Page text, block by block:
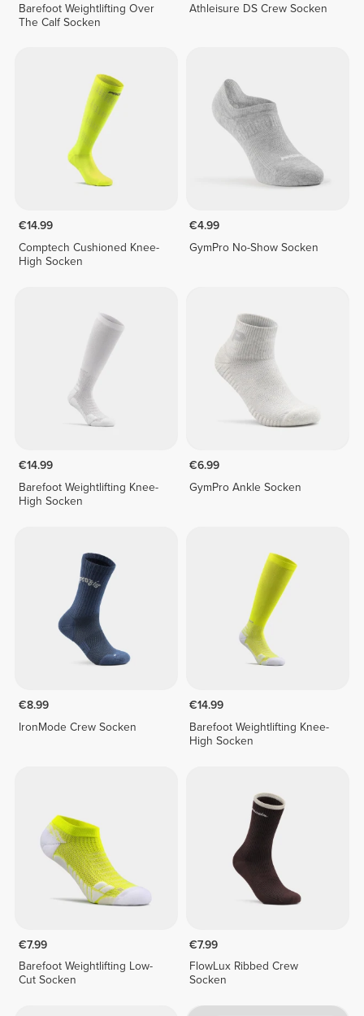
Barefoot Weightlifting Over
The Calf Socken
Athleisure DS Crew Socken
€14.99
Comptech Cushioned Knee-
High Socken
€4.99
GymPro No-Show Socken
€14.99
Barefoot Weightlifting Knee-
High Socken
€6.99
GymPro Ankle Socken
€8.99
IronMode Crew Socken
€14.99
Barefoot Weightlifting Knee-
High Socken
€7.99
Barefoot Weightlifting Low-
Cut Socken
€7.99
FlowLux Ribbed Crew
Socken